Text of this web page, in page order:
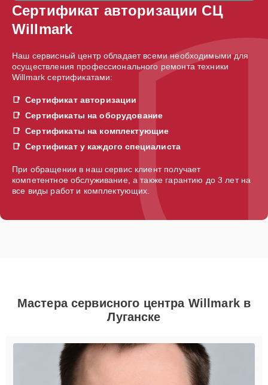
Сертификат авторизации СЦ
Willmark
Наш сервисный центр обладает всеми необходимыми для
осуществления профессионального ремонта техники
Willmark сертификатами:
Сертификат авторизации
Сертификаты на оборудование
Сертификаты на комплектующие
Сертификат у каждого специалиста
При обращении в наш сервис клиент получает
компетентное обслуживание, а также гарантию до 3 лет на
все виды работ и комплектующих.
Мастера сервисного центра Willmark в
Луганске